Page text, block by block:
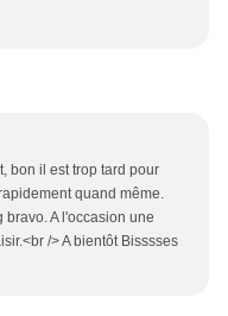
bon il est trop tard pour
quand même.
bravo. A l'occasion une
/> A bientôt Bisssses